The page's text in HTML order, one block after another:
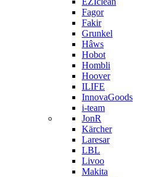
Fagor
Fakir
Grunkel
Hâws
Hobot
Hombli
Hoover
ILIFE
InnovaGoods
i-team
JonR
Kärcher
Laresar
LBL
Livoo
Makita